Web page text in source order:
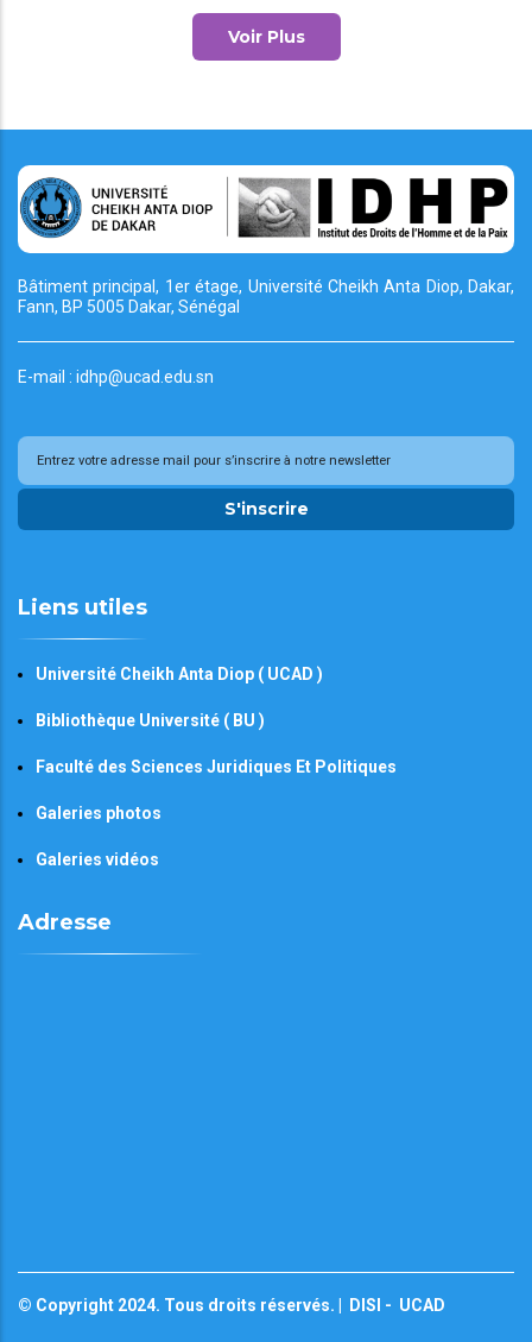
Voir Plus
Bâtiment principal, 1er étage, Université CheikhAnta Diop, Dakar,
Fann, BP 5005 Dakar, Sénégal
E-mail : idhp@ucad.edu.sn
S'inscrire
Liens utiles
Université Cheikh Anta Diop ( UCAD )
Bibliothèque Université ( BU )
Faculté des Sciences Juridiques Et Politiques
Galeries photos
Galeries vidéos
Adresse
© Copyright 2024. Tous droits réservés. | DISI - UCAD